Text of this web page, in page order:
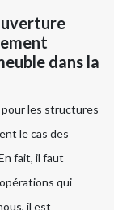
dans la
les structures
le cas des
fait, il faut
qui
il est